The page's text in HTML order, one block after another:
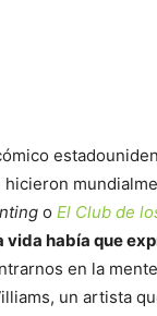
o El Club de
había que
en la
un artista